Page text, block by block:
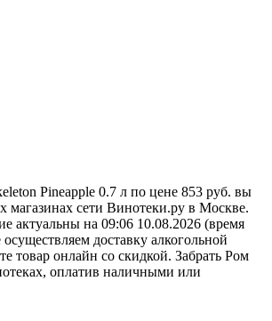
Pineapple 0.7 л по цене 853 руб. вы
магазинах сети Винотеки.ру в Москве.
актуальны на 09:06 10.08.2026 (время
доставку алкогольной
товар онлайн со скидкой. Забрать Ром
оплатив наличными или